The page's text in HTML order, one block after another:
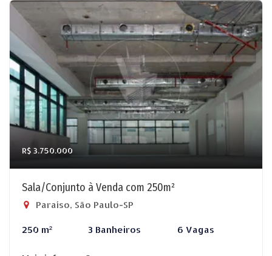
R$ 3.750.000
Sala/Conjunto à Venda com 250m²
Paraíso, São Paulo-SP
250 m² 3 Banheiros 6 Vagas